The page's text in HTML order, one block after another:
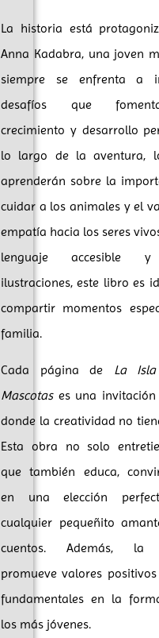
La historia está
Anna Kadabra, una joven
siempre se enfrenta a
desafíos que
crecimiento y desarrollo
lo largo de la aventura,
aprenderán sobre la
cuidar a los animales y el
empatía hacia los seres
lenguaje accesible
ilustraciones, este libro es
compartir momentos
familia.
Cada página de La
Mascotases una invitación
donde la creatividad no
Esta obra no solo
que también educa,
en una elección
cualquier pequeñito
cuentos. Además, la
promueve valores
fundamentales en la
los más jóvenes.